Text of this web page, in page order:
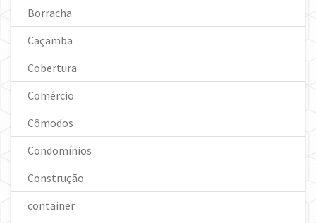
Borracha
Caçamba
Cobertura
Comércio
Cômodos
Condomínios
Construção
container